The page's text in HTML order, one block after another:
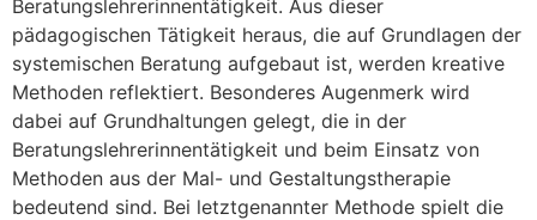
Beratungslehrerinnentätigkeit. Aus dieser
pädagogischen Tätigkeit heraus, die auf Grundlagen der
systemischen Beratung aufgebaut ist, werden kreative
Methoden reflektiert. Besonderes Augenmerk wird
dabei auf Grundhaltungen gelegt, die in der
Beratungslehrerinnentätigkeit und beim Einsatz von
Methoden aus der Mal- und Gestaltungstherapie
bedeutend sind. Bei letztgenannter Methode spielt die